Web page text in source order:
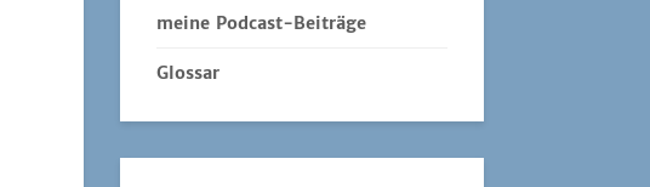
meine Podcast-Beiträge
Glossar